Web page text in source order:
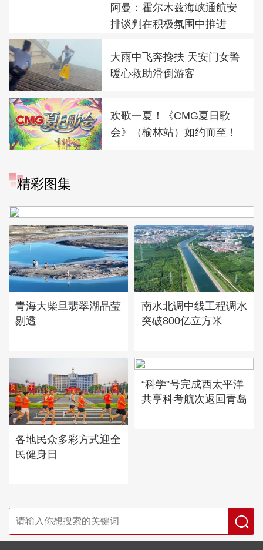
阿曼：霍尔木兹海峡通航安
排谈判在积极氛围中推进
大雨中飞奔搀扶 天安门女警
暖心救助滑倒游客
欢歌一夏！《CMG夏日歌
会》（榆林站）如约而至！
精彩图集
“大地指纹”奏响夏夜文旅乐
青海大柴旦翡翠湖晶莹
剔透
南水北调中线工程调水
突破800亿立方米
各地民众多彩方式迎全
民健身日
“科学”号完成西太平洋
共享科考航次返回青岛